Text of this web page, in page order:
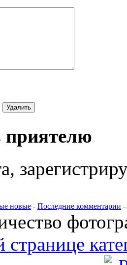
приятелю
новые - Последние комментарии -